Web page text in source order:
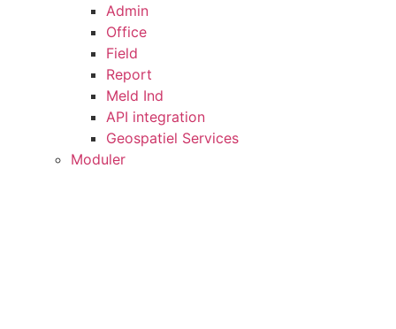
Admin
Office
Field
Report
Meld Ind
API integration
Geospatiel Services
Moduler